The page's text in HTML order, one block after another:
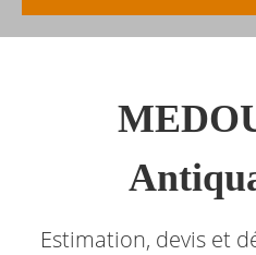
Estimation, devis et